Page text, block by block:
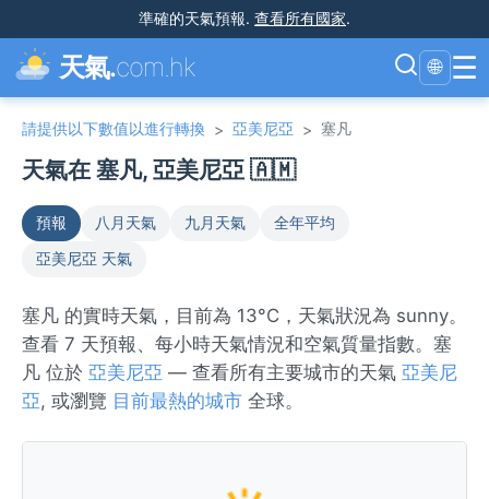
準確的天氣預報. 查看所有國家.
天氣.com.hk 🌐 ☰
請提供以下數值以進行轉換 > 亞美尼亞 > 塞凡
天氣在 塞凡, 亞美尼亞 🇦🇲
預報 八月天氣 九月天氣
全年平均
亞美尼亞 天氣
塞凡 的實時天氣，目前為 13°C，天氣狀況為 sunny。
查看 7 天預報、每小時天氣情況和空氣質量指數。塞
凡 位於 亞美尼亞 — 查看所有主要城市的天氣 亞美尼
亞, 或瀏覽 目前最熱的城市 全球。